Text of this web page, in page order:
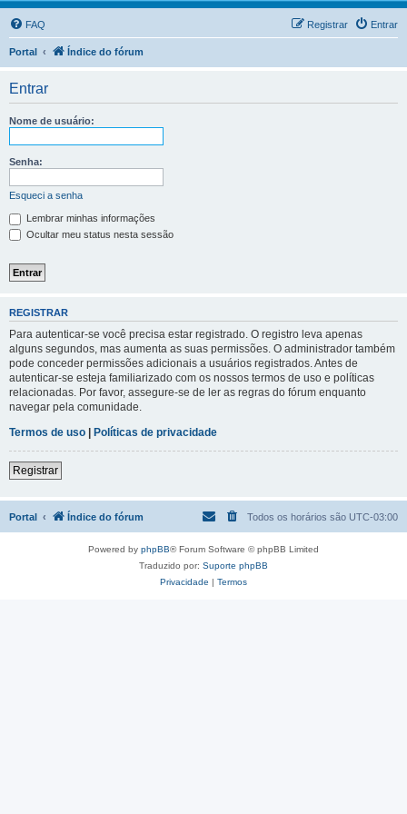
FAQ Entrar
Registrar
Portal Índice do fórum
Entrar
Nome de usuário:
Senha:
Esqueci a senha
Lembrar minhas informações
Ocultar meu status nesta sessão
REGISTRAR
Para autenticar-se você precisa estar registrado. O registro leva apenas
alguns segundos, mas aumenta as suas permissões. O administrador também
pode conceder permissões adicionais a usuários registrados. Antes de
autenticar-se esteja familiarizado com os nossos termos de uso e políticas
relacionadas. Por favor, assegure-se de ler as regras do fórum enquanto
navegar pela comunidade.
Termos de uso | Políticas de privacidade
Registrar
Portal Índice do fórum Todos os horários são UTC-03:00
Powered by phpBB® Forum Software © phpBB Limited
Traduzido por: Suporte phpBB
Privacidade | Termos